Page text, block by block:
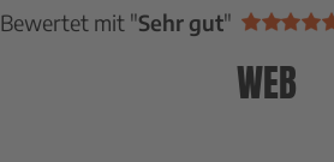
Bewertet mit "Sehr gut"
WEB